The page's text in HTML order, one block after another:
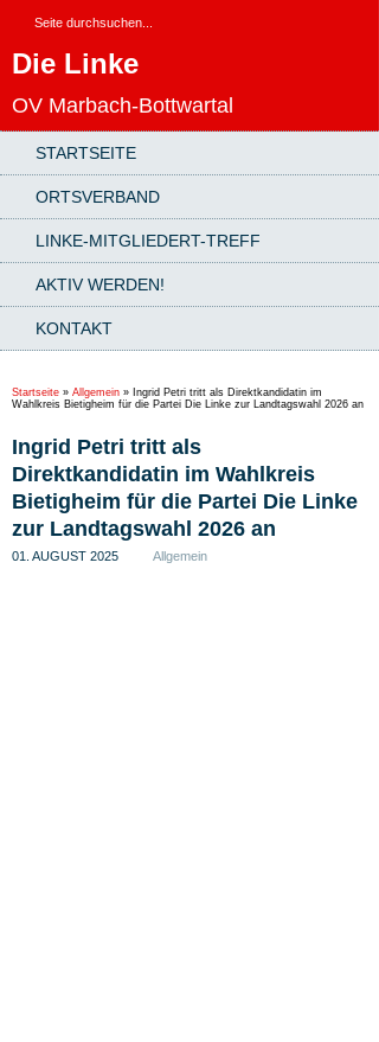
Die Linke
OV Marbach-Bottwartal
STARTSEITE
ORTSVERBAND
LINKE-MITGLIEDERT-TREFF
AKTIV WERDEN!
KONTAKT
Startseite » Allgemein » Ingrid Petri tritt als Direktkandidatin im
Wahlkreis Bietigheim für die Partei Die Linke zur Landtagswahl 2026 an
Ingrid Petri tritt als
Direktkandidatin im Wahlkreis
Bietigheim für die Partei Die Linke
zur Landtagswahl 2026 an
01. AUGUST 2025 Allgemein